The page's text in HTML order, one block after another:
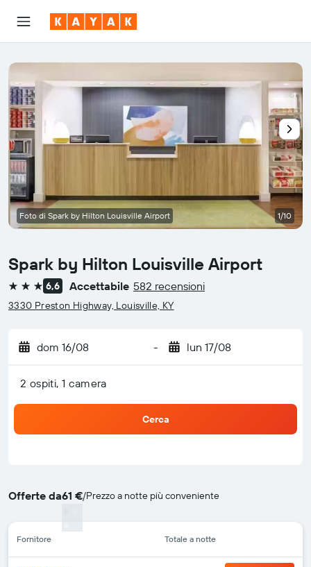
Spark by Hilton Louisville Airport
3 stelle 6,6 Accettabile 582 recensioni
3330 Preston Highway, Louisville, KY
dom 16/08 - lun 17/08
2 ospiti, 1 camera
Cerca
Offerte da61 €/Prezzo a notte più conveniente
Fornitore Totale a notte
Foto di Spark by Hilton Louisville Airport 1/10